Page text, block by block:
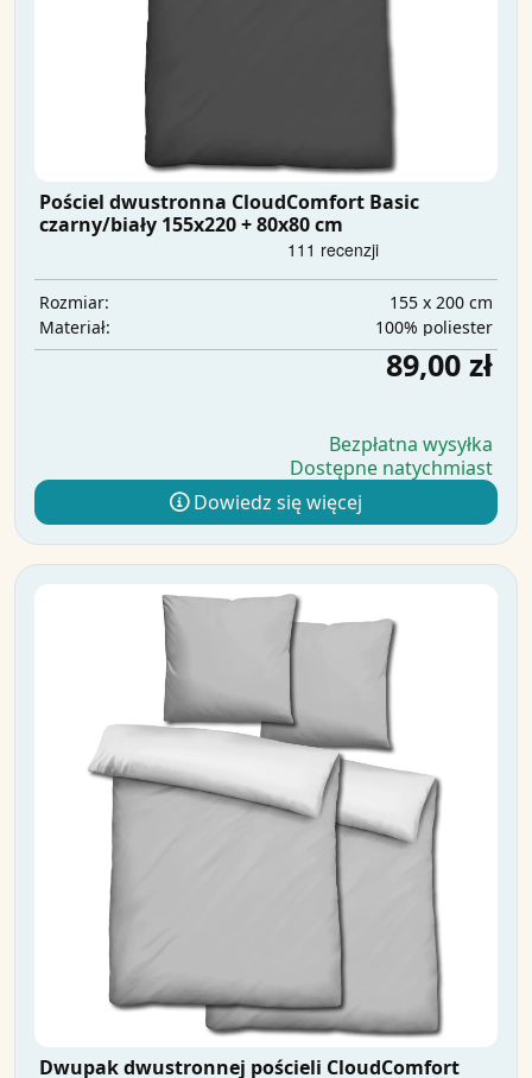
Pościel dwustronna CloudComfort Basic
czarny/biały 155x220 + 80x80 cm
Rozmiar:
155 x 200 cm
Materiał:
100% poliester
89,00 zł
Bezpłatna wysyłka
Dostępne natychmiast
Dowiedz się więcej
Dwupak dwustronnej pościeli CloudComfort